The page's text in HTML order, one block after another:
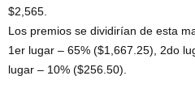
$2,565.
Los premios se dividirían de esta
1er lugar – 65% ($1,667.25), 2do
lugar – 10% ($256.50).